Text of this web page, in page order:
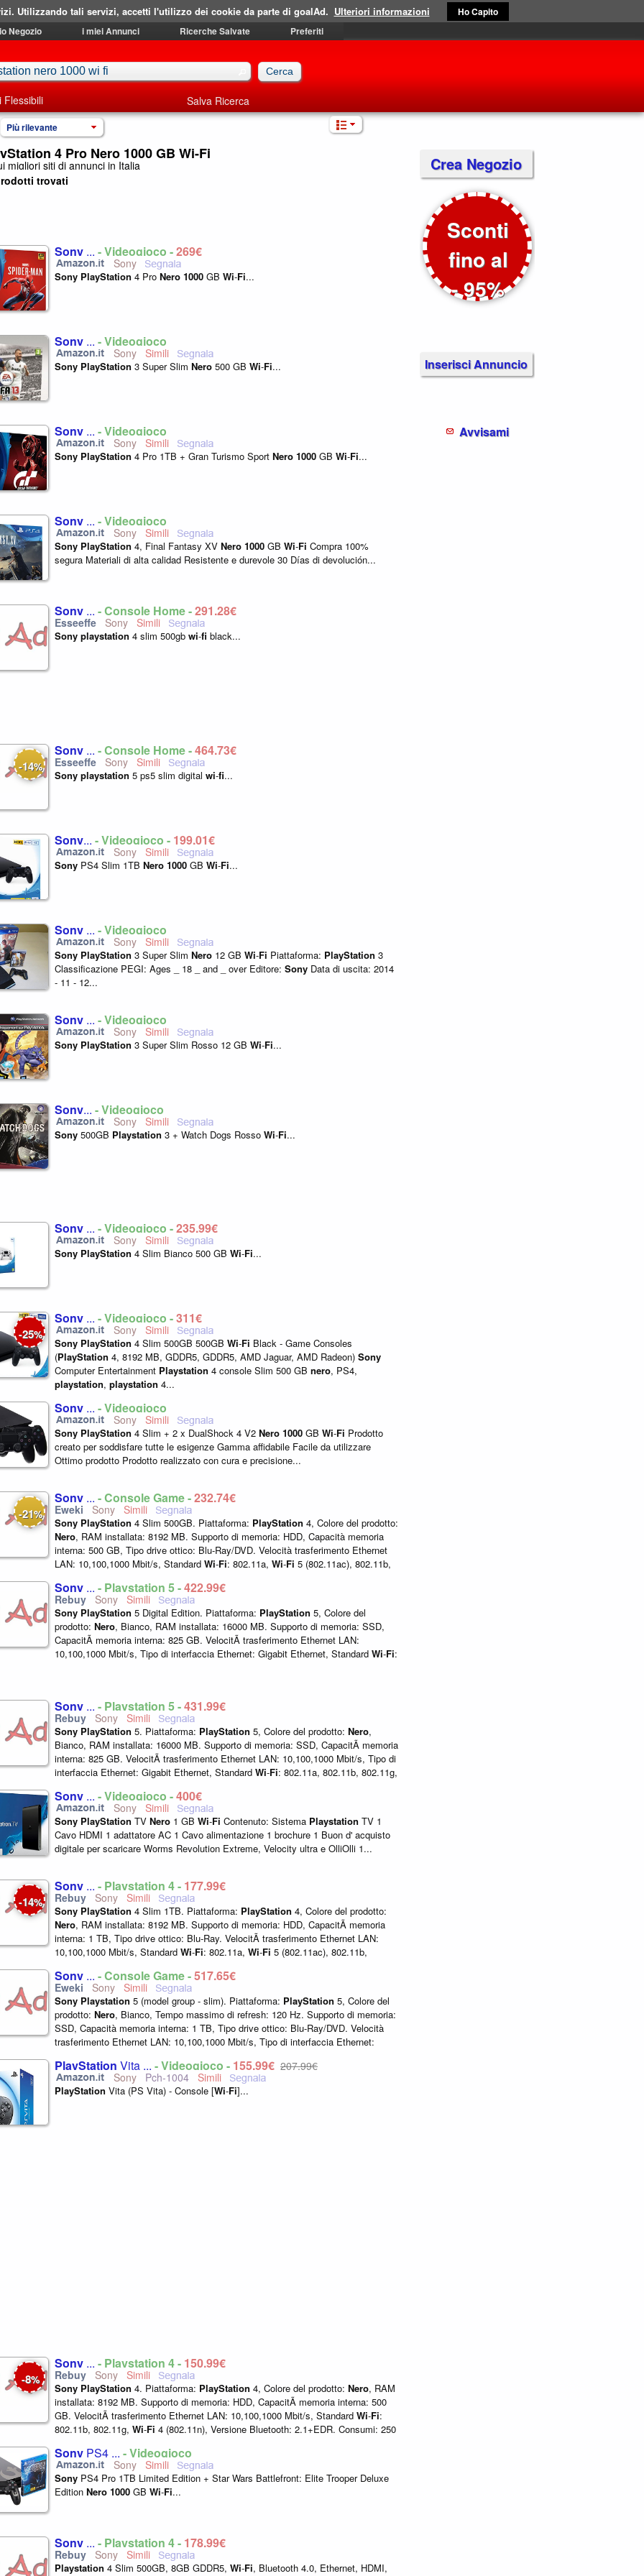
Negozio i miei Annunci Ricerche Salvate Preferiti
Flessibili Salva Ricerca
Più rilevante
4 Pro Nero 1000 GB Wi-Fi
migliori siti di annunci in Italia
trovati
Sony ... - Videogioco -269€
Sony
Sony PlayStation 4 Pro Nero 1000 GB Wi-Fi...
Sony ... - Videogioco
Sony
Sony PlayStation 3 Super Slim Nero 500 GB Wi-Fi...
Sony ... - Videogioco
Sony
Sony PlayStation 4 Pro 1TB + Gran Turismo Sport Nero 1000 GB Wi-Fi...
Sony ... - Videogioco
Sony
Sony PlayStation 4, Final Fantasy XV Nero 1000 GB Wi-Fi Compra 100%
segura Materiali di alta calidad Resistente e durevole 30 Días di devolución...
Sony ... - Console Home -291,28€
Sony
Sony playstation 4 slim 500gb wi-fi black...
-14%
Sony ... - Console Home -464,73€
Sony
Sony playstation 5 ps5 slim digital wi-fi...
Sony... - Videogioco - 199,01€
Sony
Sony PS4 Slim 1TB Nero 1000 GB Wi-Fi...
Sony ... - Videogioco
Sony
Sony PlayStation 3 Super Slim Nero 12 GB Wi-Fi Piattaforma: PlayStation 3
Classificazione PEGI: Ages _ 18 _ and _ over Editore: Sony Data di uscita: 2014
- 11 - 12...
Sony ... - Videogioco
Sony
Sony PlayStation 3 Super Slim Rosso 12 GB Wi-Fi...
Sony... - Videogioco
Sony
Sony 500GB Playstation 3 + Watch Dogs Rosso Wi-Fi...
Sony ... - Videogioco -235,99€
Sony
Sony PlayStation 4 Slim Bianco 500 GB Wi-Fi...
-25%
Sony ... - Videogioco -311€
Sony
Sony PlayStation 4 Slim 500GB 500GB Wi-Fi Black - Game Consoles
(PlayStation 4, 8192 MB, GDDR5, GDDR5, AMD Jaguar, AMD Radeon) Sony
Computer Entertainment Playstation 4 console Slim 500 GB nero, PS4,
playstation, playstation 4...
Sony ... - Videogioco
Sony
Sony PlayStation 4 Slim + 2 x DualShock 4 V2 Nero 1000 GB Wi-Fi Prodotto
creato per soddisfare tutte le esigenze Gamma affidabile Facile da utilizzare
Ottimo prodotto Prodotto realizzato con cura e precisione...
-21%
Sony ... - Console Game -232,74€
Sony
Sony PlayStation 4 Slim 500GB. Piattaforma: PlayStation 4, Colore del prodotto:
Nero, RAM installata: 8192 MB. Supporto di memoria: HDD, Capacità memoria
interna: 500 GB, Tipo drive ottico: Blu-Ray/DVD. Velocità trasferimento Ethernet
LAN: 10,100,1000 Mbit/s, Standard Wi-Fi: 802.11a, Wi-Fi 5 (802.11ac), 802.11b,
Sony ... - Playstation 5 -422,99€
Sony
Sony PlayStation 5 Digital Edition. Piattaforma: PlayStation 5, Colore del
prodotto: Nero, Bianco, RAM installata: 16000 MB. Supporto di memoria: SSD,
CapacitÃ memoria interna: 825 GB. VelocitÃ trasferimento Ethernet LAN:
10,100,1000 Mbit/s, Tipo di interfaccia Ethernet: Gigabit Ethernet, Standard Wi-Fi:
Sony ... - Playstation 5 -431,99€
Sony
Sony PlayStation 5. Piattaforma: PlayStation 5, Colore del prodotto: Nero,
Bianco, RAM installata: 16000 MB. Supporto di memoria: SSD, CapacitÃ memoria
interna: 825 GB. VelocitÃ trasferimento Ethernet LAN: 10,100,1000 Mbit/s, Tipo di
interfaccia Ethernet: Gigabit Ethernet, Standard Wi-Fi: 802.11a, 802.11b, 802.11g,
Sony ... - Videogioco -400€
Sony
Sony PlayStation TV Nero 1 GB Wi-Fi Contenuto: Sistema Playstation TV 1
Cavo HDMI 1 adattatore AC 1 Cavo alimentazione 1 brochure 1 Buon d' acquisto
digitale per scaricare Worms Revolution Extreme, Velocity ultra e OlliOlli 1...
-14%
Sony ... - Playstation 4 - 177,99€
Sony
Sony PlayStation 4 Slim 1TB. Piattaforma: PlayStation 4, Colore del prodotto:
Nero, RAM installata: 8192 MB. Supporto di memoria: HDD, CapacitÃ memoria
interna: 1 TB, Tipo drive ottico: Blu-Ray. VelocitÃ trasferimento Ethernet LAN:
10,100,1000 Mbit/s, Standard Wi-Fi: 802.11a, Wi-Fi 5 (802.11ac), 802.11b,
Sony ... - Console Game -517,65€
Sony
Sony Playstation 5 (model group - slim). Piattaforma: PlayStation 5, Colore del
prodotto: Nero, Bianco, Tempo massimo di refresh: 120 Hz. Supporto di memoria:
SSD, Capacità memoria interna: 1 TB, Tipo drive ottico: Blu-Ray/DVD. Velocità
trasferimento Ethernet LAN: 10,100,1000 Mbit/s, Tipo di interfaccia Ethernet:
PlayStation Vita ... - Videogioco - 155,99€ 207,99€
Sony
Pch-1004
PlayStation Vita (PS Vita) - Console [Wi-Fi]...
-8%
Sony ... - Playstation 4 - 150,99€
Sony
Sony PlayStation 4. Piattaforma: PlayStation 4, Colore del prodotto: Nero, RAM
installata: 8192 MB. Supporto di memoria: HDD, CapacitÃ memoria interna: 500
GB. VelocitÃ trasferimento Ethernet LAN: 10,100,1000 Mbit/s, Standard Wi-Fi:
802.11b, 802.11g, Wi-Fi 4 (802.11n), Versione Bluetooth: 2.1+EDR. Consumi: 250
Sony PS4 ... - Videogioco
Sony
Sony PS4 Pro 1TB Limited Edition + Star Wars Battlefront: Elite Trooper Deluxe
Edition Nero 1000 GB Wi-Fi...
Sony ... - Playstation 4 - 178,99€
Sony
Playstation 4 Slim 500GB, 8GB GDDR5, Wi-Fi, Bluetooth 4.0, Ethernet, HDMI,
Crea Negozio
Sconti
fino al
- 95%
Inserisci Annuncio
Avvisami
Utilizzando tali servizi, accetti l'utilizzo dei cookie da parte di goalAd. Ulteriori informazioni Ho Capito